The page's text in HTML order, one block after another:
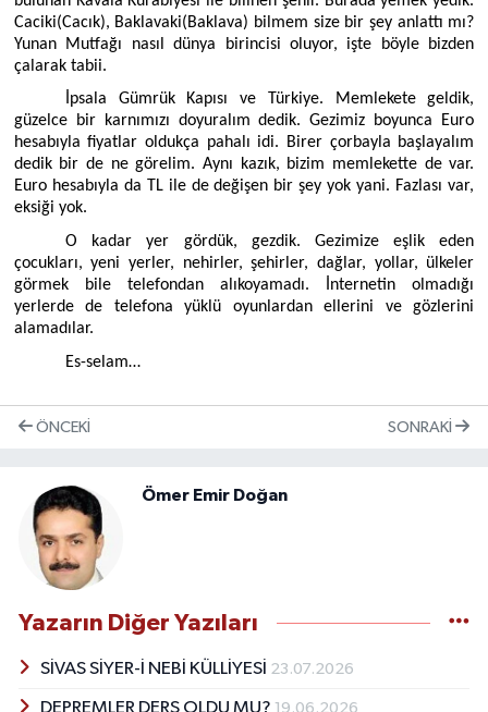
Caciki(Cacık), Baklavaki(Baklava) bilmem size bir şey anlattı mı?
Yunan Mutfağı nasıl dünya birincisi oluyor, işte böyle bizden
çalarak tabii.
İpsala Gümrük Kapısı ve Türkiye. Memlekete geldik,
güzelce bir karnımızı doyuralım dedik. Gezimiz boyunca Euro
hesabıyla fiyatlar oldukça pahalı idi. Birer çorbayla başlayalım
dedik bir de ne görelim. Aynı kazık, bizim memlekette de var.
Euro hesabıyla da TL ile de değişen bir şey yok yani. Fazlası var,
eksiği yok.
O kadar yer gördük, gezdik. Gezimize eşlik eden
çocukları, yeni yerler, nehirler, şehirler, dağlar, yollar, ülkeler
görmek bile telefondan alıkoyamadı. İnternetin olmadığı
yerlerde de telefona yüklü oyunlardan ellerini ve gözlerini
alamadılar.
Es-selam…
ÖNCEKI SONRAKI
Ömer Emir Doğan
Yazarın Diğer Yazıları
SİVAS SİYER-İ NEBİ KÜLLİYESİ 23.07.2026
19.06.2026